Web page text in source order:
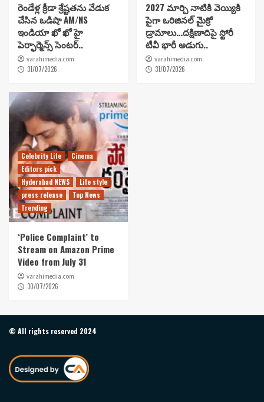
రెండేళ్ల క్రీడా శ్రేష్టతను వేడుక
చేసిన ఒడిషా AM/NS
ఇండియా ఖో ఖో హై
పెర్ఫార్మెన్స్ సెంటర్..
varahimedia.com
31/07/2026
2027 మార్చి నాటికి వెయ్యికి
పైగా ఒరిజినల్ మైక్రో
డ్రామాలు…దక్షిణాదిపై స్టోరీ
టీవీ భారీ అడుగు..
varahimedia.com
31/07/2026
Celebrity Life
Cinema
Editors pick
Hyderabad NEWS
Life style
press release
Top News
Trending
‘Police Complaint’ to
Stream on Amazon Prime
Video from July 31
varahimedia.com
30/07/2026
© All rights reserved 2024